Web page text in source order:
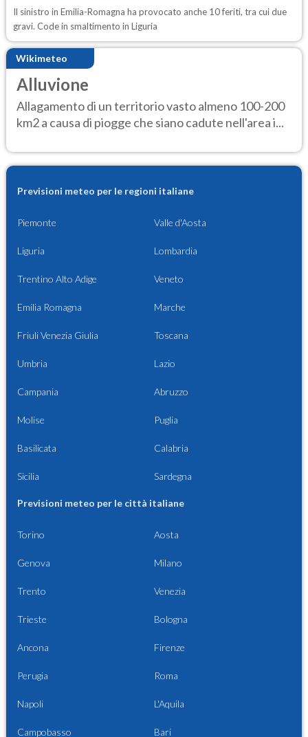
Il sinistro in Emilia-Romagna ha provocato anche 10 feriti, tra cui due
gravi. Code in smaltimento in Liguria
Wikimeteo
Alluvione
Allagamento di un territorio vasto almeno 100-200
km2 a causa di piogge che siano cadute nell'area i...
Previsioni meteo per le regioni italiane
Piemonte Valle d'Aosta
Liguria Lombardia
Trentino Alto Adige Veneto
Emilia Romagna Marche
Friuli Venezia Giulia Toscana
Umbria Lazio
Campania Abruzzo
Molise Puglia
Basilicata Calabria
Sicilia Sardegna
Previsioni meteo per le città italiane
Torino Aosta
Genova Milano
Trento Venezia
Trieste Bologna
Ancona Firenze
Perugia Roma
Napoli L'Aquila
Campobasso Bari